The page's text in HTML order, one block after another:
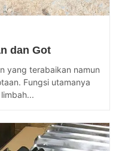
dan Got
yang terabaikan namun
Fungsi utamanya